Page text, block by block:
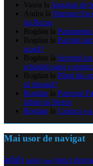
Vasea la Angajari de
Andra la Patronul
lui Bezos
Bogdan la
Bogdan la Parchet
acasă?
Bogdan la Secretul
schimbă piața
Bogdan la Părul tău
să dispară?
Bogdan la Patronul
iubita lui Bezos
Bogdan la Ciolacu s-
Mai usor de navigat
adult audio bani benzi